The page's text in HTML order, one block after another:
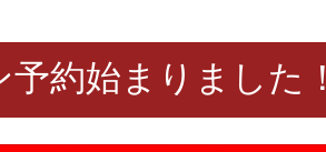
約始まりました！